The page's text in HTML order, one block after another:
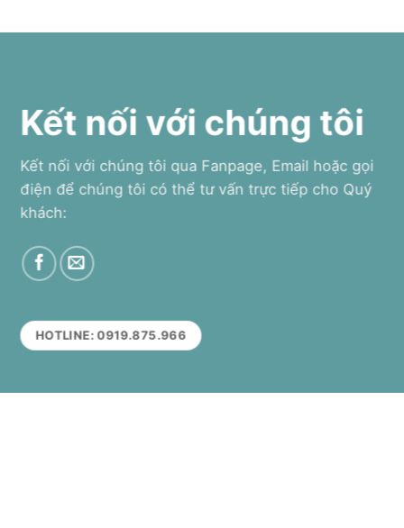
Kết nối với chúng tôi
Kết nối với chúng tôi qua Fanpage, Email hoặc gọi
điện để chúng tôi có thể tư vấn trực tiếp cho Quý
khách:
HOTLINE: 0919.875.966